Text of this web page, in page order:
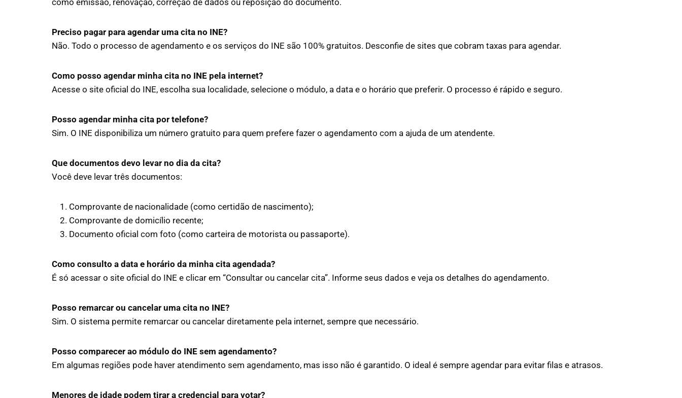
como emissão, renovação, correção de dados ou reposição do documento.
Preciso pagar para agendar uma cita no INE?
Não. Todo o processo de agendamento e os serviços do INE são 100% gratuitos. Desconfie de sites que cobram taxas para agendar.
Como posso agendar minha cita no INE pela internet?
Acesse o site oficial do INE, escolha sua localidade, selecione o módulo, a data e o horário que preferir. O processo é rápido e seguro.
Posso agendar minha cita por telefone?
Sim. O INE disponibiliza um número gratuito para quem prefere fazer o agendamento com a ajuda de um atendente.
Que documentos devo levar no dia da cita?
Você deve levar três documentos:
Comprovante de nacionalidade (como certidão de nascimento);
Comprovante de domicílio recente;
Documento oficial com foto (como carteira de motorista ou passaporte).
Como consulto a data e horário da minha cita agendada?
É só acessar o site oficial do INE e clicar em “Consultar ou cancelar cita”. Informe seus dados e veja os detalhes do agendamento.
Posso remarcar ou cancelar uma cita no INE?
Sim. O sistema permite remarcar ou cancelar diretamente pela internet, sempre que necessário.
Posso comparecer ao módulo do INE sem agendamento?
Em algumas regiões pode haver atendimento sem agendamento, mas isso não é garantido. O ideal é sempre agendar para evitar filas e atrasos.
Menores de idade podem tirar a credencial para votar?